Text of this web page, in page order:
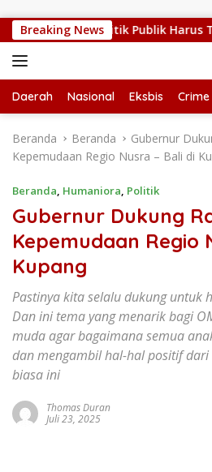
Breaking News
Sulit, Kritik Publik Harus
Daerah Nasional Eksbis Crime
Beranda Beranda
Gubernur
Kepemudaan Regio Nusra – Bali di
Beranda, Humaniora, Politik
Gubernur Dukung
Kepemudaan Regio
Kupang
Pastinya kita selalu dukung untuk
Dan ini tema yang menarik bagi
muda agar bagaimana semua
dan mengambil hal-hal positif
biasa ini
Thomas Duran
Juli 23, 2025